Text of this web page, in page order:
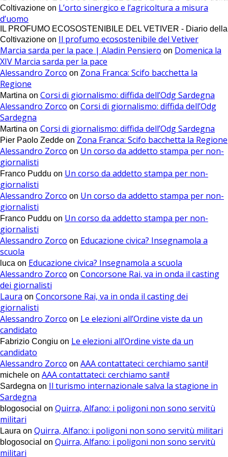
Coltivazione on L’orto sinergico e l’agricoltura a misura
d’uomo
IL PROFUMO ECOSOSTENIBILE DEL VETIVER - Diario della
Coltivazione on Il profumo ecosostenibile del Vetiver
Marcia sarda per la pace | Aladin Pensiero on Domenica la
XIV Marcia sarda per la pace
Alessandro Zorco on Zona Franca: Scifo bacchetta la
Regione
Martina on Corsi di giornalismo: diffida dell’Odg Sardegna
Alessandro Zorco on Corsi di giornalismo: diffida dell’Odg
Sardegna
Martina on Corsi di giornalismo: diffida dell’Odg Sardegna
Pier Paolo Zedde on Zona Franca: Scifo bacchetta la Regione
Alessandro Zorco on Un corso da addetto stampa per non-
giornalisti
Franco Puddu on Un corso da addetto stampa per non-
giornalisti
Alessandro Zorco on Un corso da addetto stampa per non-
giornalisti
Franco Puddu on Un corso da addetto stampa per non-
giornalisti
Alessandro Zorco on Educazione civica? Insegnamola a
scuola
luca on Educazione civica? Insegnamola a scuola
Alessandro Zorco on Concorsone Rai, va in onda il casting
dei giornalisti
Laura on Concorsone Rai, va in onda il casting dei
giornalisti
Alessandro Zorco on Le elezioni all’Ordine viste da un
candidato
Fabrizio Congiu on Le elezioni all’Ordine viste da un
candidato
Alessandro Zorco on AAA contattateci: cerchiamo santi!
michele on AAA contattateci: cerchiamo santi!
Sardegna on Il turismo internazionale salva la stagione in
Sardegna
blogosocial on Quirra, Alfano: i poligoni non sono servitù
militari
Laura on Quirra, Alfano: i poligoni non sono servitù militari
blogosocial on Quirra, Alfano: i poligoni non sono servitù
militari